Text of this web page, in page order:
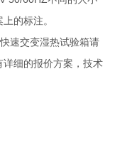
的标注。
速交变湿热试验箱请
细的报价方案，技术